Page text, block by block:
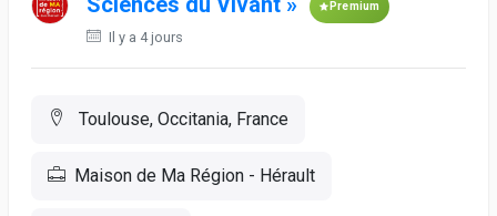
Premium
Il y a 4 jours
Toulouse, Occitania, France
Maison de Ma Région - Hérault